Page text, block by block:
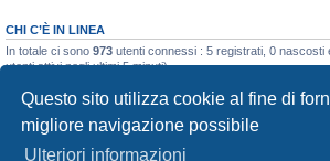
Questo sito utilizza cookie al fine di
migliore navigazione possibile
Ulteriori informazioni
CHI C’È IN LINEA
In totale ci sono 973 utenti connessi : 5 registrati, 0 nascosti
utenti attivi negli ultimi 5 minuti)
STATISTICHE
Totale messaggi
48131 • Totale argomenti